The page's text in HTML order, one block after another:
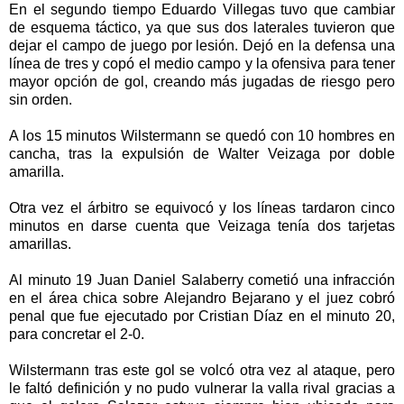
En el segundo tiempo Eduardo Villegas tuvo que cambiar
de esquema táctico, ya que sus dos laterales tuvieron que
dejar el campo de juego por lesión. Dejó en la defensa una
línea de tres y copó el medio campo y la ofensiva para tener
mayor opción de gol, creando más jugadas de riesgo pero
sin orden.
A los 15 minutos Wilstermann se quedó con 10 hombres en
cancha, tras la expulsión de Walter Veizaga por doble
amarilla.
Otra vez el árbitro se equivocó y los líneas tardaron cinco
minutos en darse cuenta que Veizaga tenía dos tarjetas
amarillas.
Al minuto 19 Juan Daniel Salaberry cometió una infracción
en el área chica sobre Alejandro Bejarano y el juez cobró
penal que fue ejecutado por Cristian Díaz en el minuto 20,
para concretar el 2-0.
Wilstermann tras este gol se volcó otra vez al ataque, pero
le faltó definición y no pudo vulnerar la valla rival gracias a